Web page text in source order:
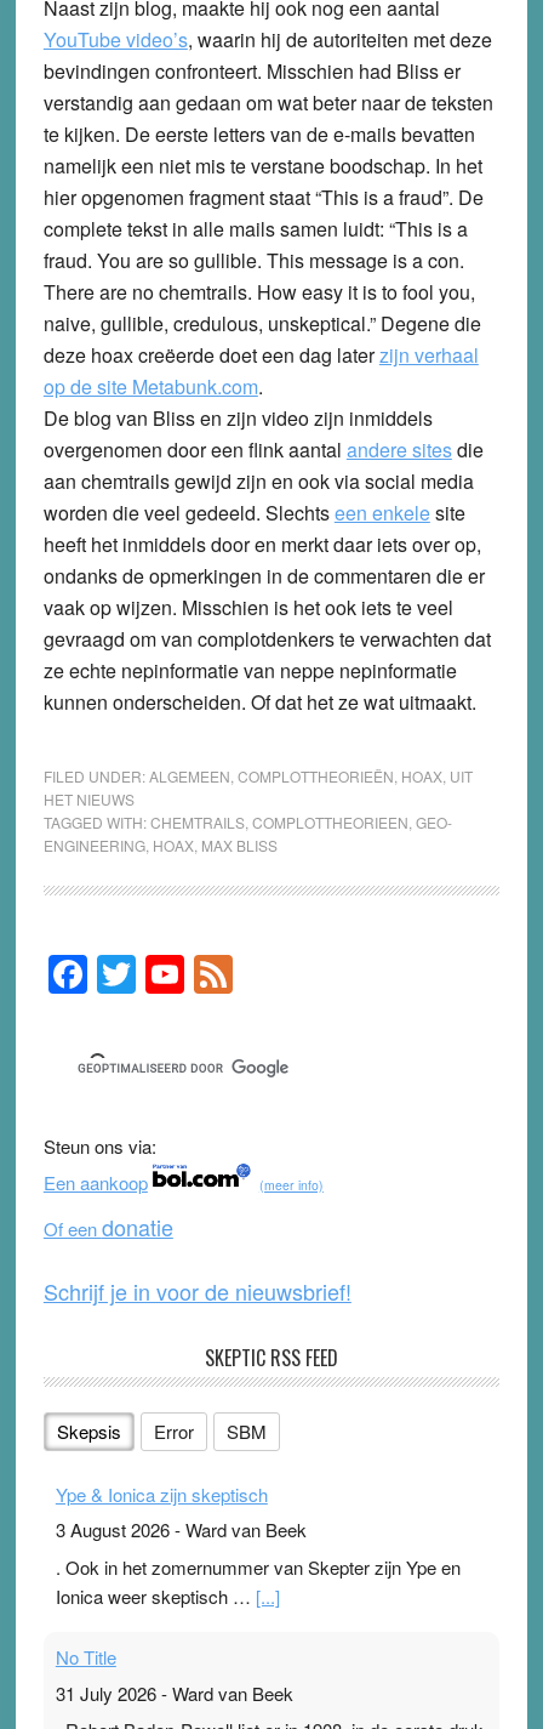
Naast zijn blog, maakte hij ook nog een aantal
YouTube video’s, waarin hij de autoriteiten met deze
bevindingen confronteert. Misschien had Bliss er
verstandig aan gedaan om wat beter naar de teksten
te kijken. De eerste letters van de e-mails bevatten
namelijk een niet mis te verstane boodschap. In het
hier opgenomen fragment staat “This is a fraud”. De
complete tekst in alle mails samen luidt: “This is a
fraud. You are so gullible. This message is a con.
There are no chemtrails. How easy it is to fool you,
naive, gullible, credulous, unskeptical.” Degene die
deze hoax creëerde doet een dag laterzijn verhaal
op de site Metabunk.com.
De blog van Bliss en zijn video zijn inmiddels
overgenomen door een flink aantal andere sitesdie
aan chemtrails gewijd zijn en ook via social media
worden die veel gedeeld. Slechtseen enkelesite
heeft het inmiddels door en merkt daar iets over op,
ondanks de opmerkingen in de commentaren die er
vaak op wijzen. Misschien is het ook iets te veel
gevraagd om van complotdenkers te verwachten dat
ze echte nepinformatie van neppe nepinformatie
kunnen onderscheiden. Of dat het ze wat uitmaakt.
FILED UNDER:ALGEMEEN COMPLOTTHEORIEËN HOAX, UIT
HET NIEUWS
TAGGED WITH:CHEMTRAILS, COMPLOTTHEORIEEN GEO-
ENGINEERING, HOAX, MAX BLISS
Primary
Sidebar
F
a
c
e
b
o
o
k
T
wi
tt
er
Y
o
u
T
b
e
F
e
d
Steun ons via:
Een aankoop
(meer info)
Of eendonatie
Schrijf je in voor de nieuwsbrief!
SKEPTIC RSS FEED
Skepsis Error SBM
Ype & Ionica zijn skeptisch
3 August 2026-Ward van Beek
. Ook in het zomernummer van Skepter zijn Ype en
Ionica weer skeptisch … [...]
No Title
31 July 2026-Ward van Beek